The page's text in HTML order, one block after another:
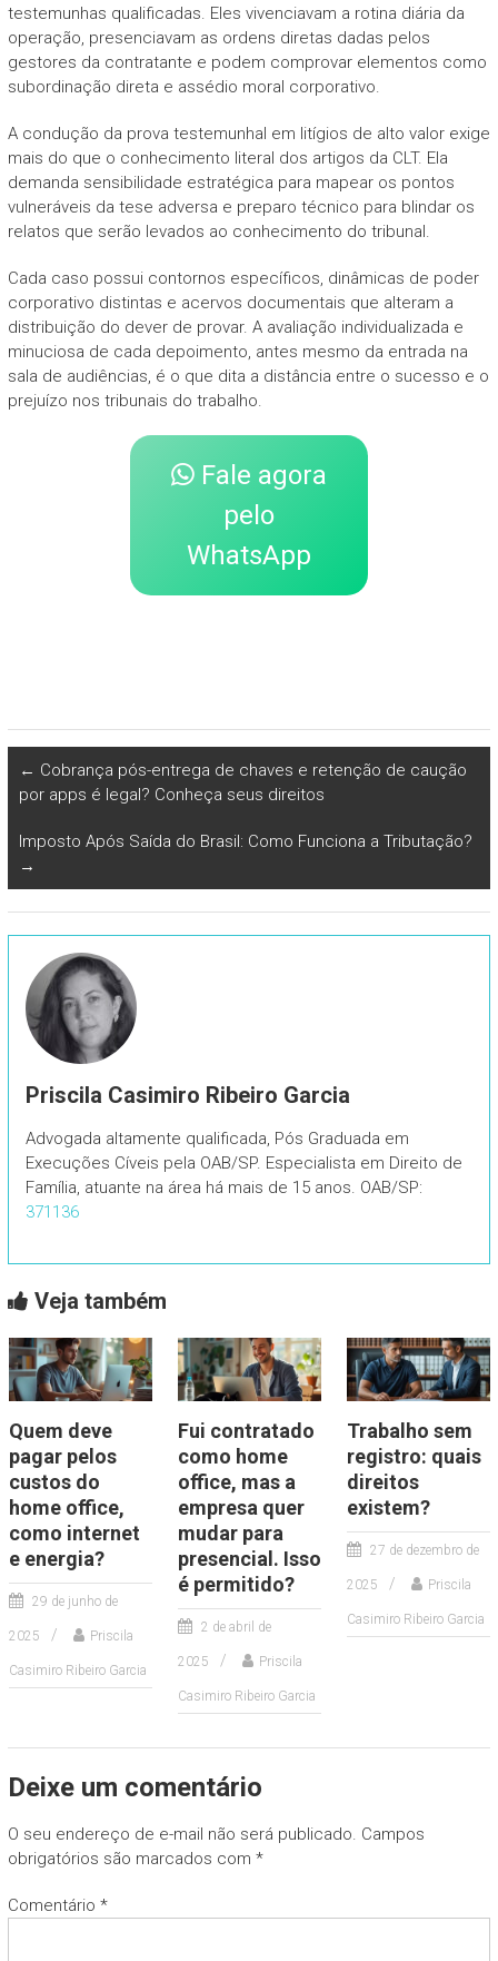
testemunhas qualificadas. Eles vivenciavam a rotina diária da
operação, presenciavam as ordens diretas dadas pelos
gestores da contratante e podem comprovar elementos como
subordinação direta e assédio moral corporativo.
A condução da prova testemunhal em litígios de alto valor exige
mais do que o conhecimento literal dos artigos da CLT. Ela
demanda sensibilidade estratégica para mapear os pontos
vulneráveis da tese adversa e preparo técnico para blindar os
relatos que serão levados ao conhecimento do tribunal.
Cada caso possui contornos específicos, dinâmicas de poder
corporativo distintas e acervos documentais que alteram a
distribuição do dever de provar. A avaliação individualizada e
minuciosa de cada depoimento, antes mesmo da entrada na
sala de audiências, é o que dita a distância entre o sucesso e o
prejuízo nos tribunais do trabalho.
Fale agora
pelo
WhatsApp
← Cobrança pós-entrega de chaves e retenção de caução
por apps é legal? Conheça seus direitos
Imposto Após Saída do Brasil: Como Funciona a Tributação?
→
Priscila Casimiro Ribeiro Garcia
Advogada altamente qualificada, Pós Graduada em
Execuções Cíveis pela OAB/SP. Especialista em Direito de
Família, atuante na área há mais de 15 anos. OAB/SP:
371136
Veja também
Quem deve
pagar pelos
custos do
home office,
como internet
e energia?
29 de junho de
2025 Priscila
Casimiro Ribeiro Garcia
Fui contratado
como home
office, mas a
empresa quer
mudar para
presencial. Isso
é permitido?
2 de abril de
2025 Priscila
Casimiro Ribeiro Garcia
Trabalho sem
registro: quais
direitos
existem?
27 de dezembro de
2025 Priscila
Casimiro Ribeiro Garcia
Deixe um comentário
O seu endereço de e-mail não será publicado. Campos
obrigatórios são marcados com *
Comentário *